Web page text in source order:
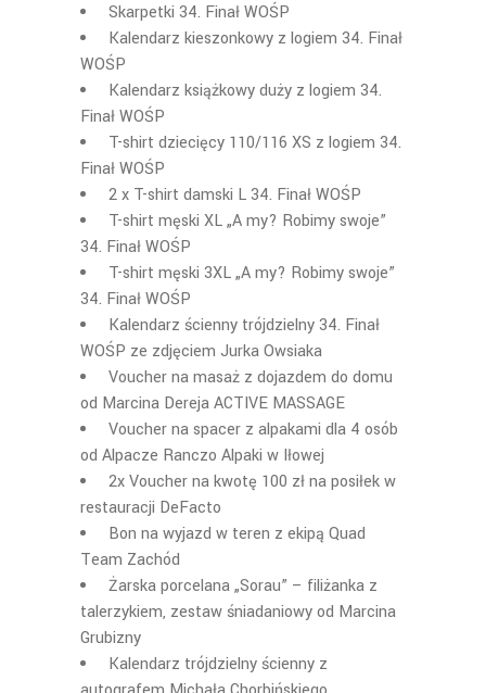
Skarpetki 34. Finał WOŚP
Kalendarz kieszonkowy z logiem 34. Finał
WOŚP
Kalendarz książkowy duży z logiem 34.
Finał WOŚP
T-shirt dziecięcy 110/116 XS z logiem 34.
Finał WOŚP
2 x T-shirt damski L 34. Finał WOŚP
T-shirt męski XL „A my? Robimy swoje”
34. Finał WOŚP
T-shirt męski 3XL „A my? Robimy swoje”
34. Finał WOŚP
Kalendarz ścienny trójdzielny 34. Finał
WOŚP ze zdjęciem Jurka Owsiaka
Voucher na masaż z dojazdem do domu
od Marcina Dereja ACTIVE MASSAGE
Voucher na spacer z alpakami dla 4 osób
od Alpacze Ranczo Alpaki w Iłowej
2x Voucher na kwotę 100 zł na posiłek w
restauracji DeFacto
Bon na wyjazd w teren z ekipą Quad
Team Zachód
Żarska porcelana „Sorau” – filiżanka z
talerzykiem, zestaw śniadaniowy od Marcina
Grubizny
Kalendarz trójdzielny ścienny z